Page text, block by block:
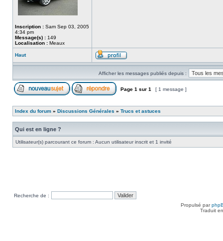
Inscription : Sam Sep 03, 2005
4:34 pm
Message(s) : 149
Localisation : Meaux
Haut
Afficher les messages publiés depuis :
Page 1 sur 1 [ 1 message ]
Index du forum » Discussions Générales » Trucs et astuces
Qui est en ligne ?
Utilisateur(s) parcourant ce forum : Aucun utilisateur inscrit et 1 invité
Recherche de :
Propulsé par
Traduit